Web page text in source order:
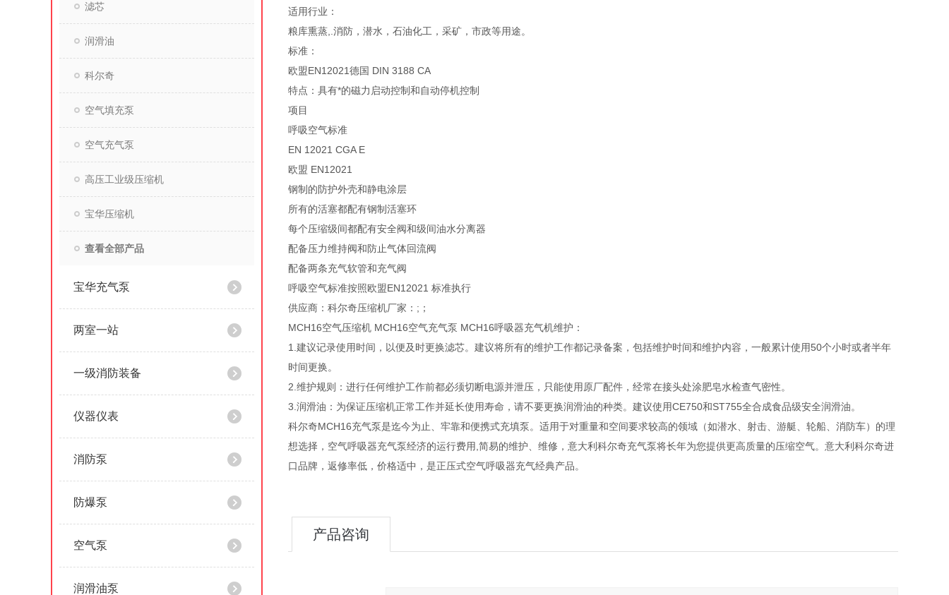
滤芯
润滑油
科尔奇
空气填充泵
空气充气泵
高压工业级压缩机
宝华压缩机
查看全部产品
宝华充气泵
两室一站
一级消防装备
仪器仪表
消防泵
防爆泵
空气泵
润滑油泵
适用行业：
粮库熏蒸,.消防，潜水，石油化工，采矿，市政等用途。
标准：
欧盟EN12021德国 DIN 3188 CA
特点：具有*的磁力启动控制和自动停机控制
项目
呼吸空气标准
EN 12021 CGA E
欧盟 EN12021
钢制的防护外壳和静电涂层
所有的活塞都配有钢制活塞环
每个压缩级间都配有安全阀和级间油水分离器
配备压力维持阀和防止气体回流阀
配备两条充气软管和充气阀
呼吸空气标准按照欧盟EN12021 标准执行
供应商：科尔奇压缩机厂家：;；
MCH16空气压缩机 MCH16空气充气泵 MCH16呼吸器充气机维护：
1.建议记录使用时间，以便及时更换滤芯。建议将所有的维护工作都记录备案，包括维护时间和维护内容，一般累计使用50个小时或者半年
时间更换。
2.维护规则：进行任何维护工作前都必须切断电源并泄压，只能使用原厂配件，经常在接头处涂肥皂水检查气密性。
3.润滑油：为保证压缩机正常工作并延长使用寿命，请不要更换润滑油的种类。建议使用CE750和ST755全合成食品级安全润滑油。
科尔奇MCH16充气泵是迄今为止、牢靠和便携式充填泵。适用于对重量和空间要求较高的领域（如潜水、射击、游艇、轮船、消防车）的理
想选择，空气呼吸器充气泵经济的运行费用,简易的维护、维修，意大利科尔奇充气泵将长年为您提供更高质量的压缩空气。意大利科尔奇进
口品牌，返修率低，价格适中，是正压式空气呼吸器充气经典产品。
产品咨询